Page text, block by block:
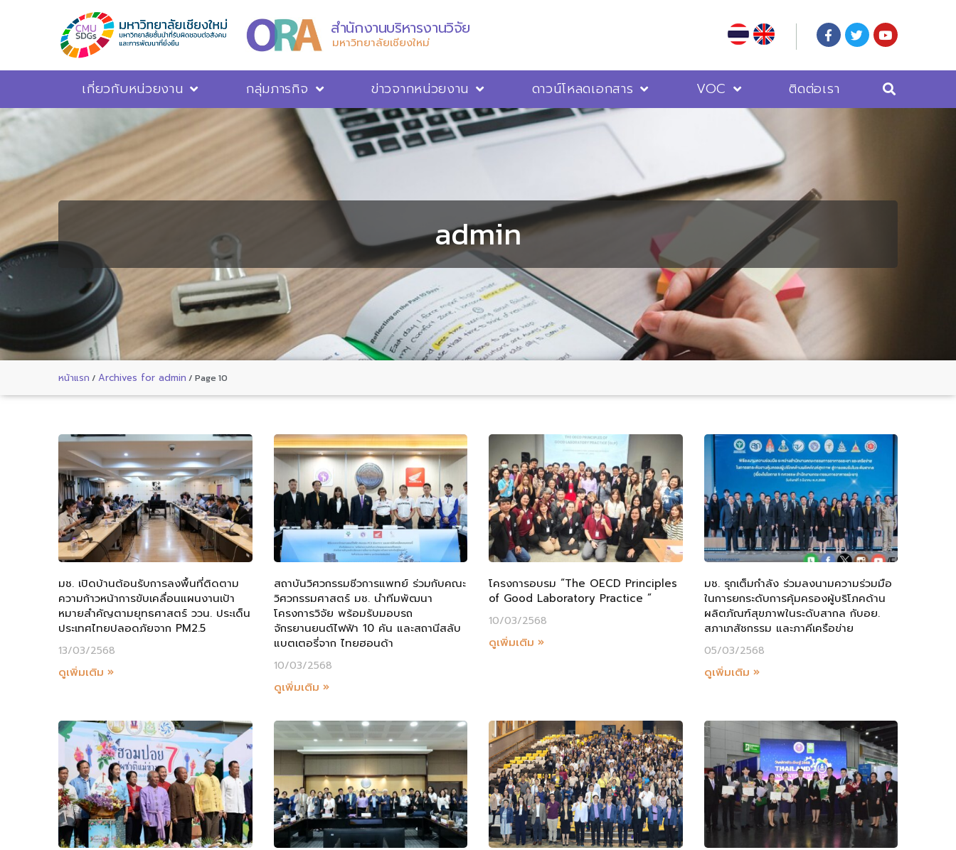
สำนักงานบริหารงานวิจัย
มหาวิทยาลัยเชียงใหม่
เกี่ยวกับหน่วยงาน กลุ่มภารกิจ ข่าวจากหน่วยงาน ดาวน์โหลดเอกสาร VOC ติดต่อเรา
admin
หน้าแรก / Archives for admin / Page 10
มช. เปิดบ้านต้อนรับการลงพื้นที่ติดตาม
ความก้าวหน้าการขับเคลื่อนแผนงานเป้า
หมายสำคัญตามยุทธศาสตร์ ววน. ประเด็น
ประเทศไทยปลอดภัยจาก PM2.5
13/03/2568
ดูเพิ่มเติม »
สถาบันวิศวกรรมชีวการแพทย์ ร่วมกับคณะ
วิศวกรรมศาสตร์ มช. นำทีมพัฒนา
โครงการวิจัย พร้อมรับมอบรถ
จักรยานยนต์ไฟฟ้า 10 คัน และสถานีสลับ
แบตเตอรี่จาก ไทยฮอนด้า
10/03/2568
ดูเพิ่มเติม »
โครงการอบรม “The OECD Principles
of Good Laboratory Practice ”
10/03/2568
ดูเพิ่มเติม »
มช. รุกเต็มกำลัง ร่วมลงนามความร่วมมือ
ในการยกระดับการคุ้มครองผู้บริโภคด้าน
ผลิตภัณฑ์สุขภาพในระดับสากล กับอย.
สภาเภสัชกรรม และภาคีเครือข่าย
05/03/2568
ดูเพิ่มเติม »